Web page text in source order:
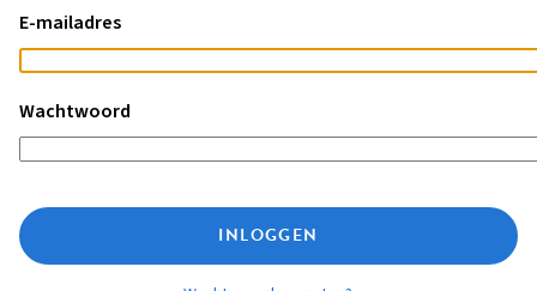
E-mailadres
Wachtwoord
INLOGGEN